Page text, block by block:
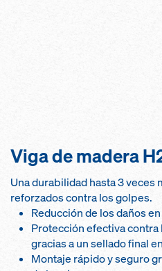
Viga de madera
Una durabilidad hasta 3 veces
reforzados contra los golpes.
Reducción de los daños
Protección efectiva contra
gracias a un sellado final
Montaje rápido y seguro